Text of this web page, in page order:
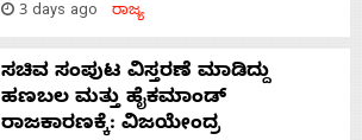
3 days ago ರಾಜ್ಯ
ಸಚಿವ ಸಂಪುಟ ವಿಸ್ತರಣೆ ಮಾಡಿದ್ದು
ಹಣಬಲ ಮತ್ತು ಹೈಕಮಾಂಡ್
ರಾಜಕಾರಣಕ್ಕೆ: ವಿಜಯೇಂದ್ರ